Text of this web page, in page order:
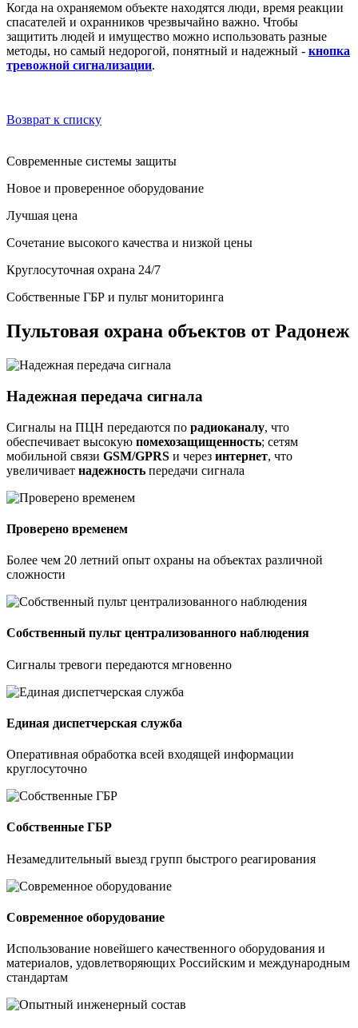
Когда на охраняемом объекте находятся люди, время реакции
спасателей и охранников чрезвычайно важно. Чтобы
защитить людей и имущество можно использовать разные
методы, но самый недорогой, понятный и надежный - кнопка
тревожной сигнализации.
Возврат к списку
Современные системы защиты
Новое и проверенное оборудование
Лучшая цена
Сочетание высокого качества и низкой цены
Круглосуточная охрана 24/7
Собственные ГБР и пульт мониторинга
Пультовая охрана объектов от Радонеж
Надежная передача сигнала
Сигналы на ПЦН передаются по радиоканалу, что
обеспечивает высокую помехозащищенность; сетям
мобильной связи GSM/GPRS и через интернет, что
увеличивает надежность передачи сигнала
Проверено временем
Более чем 20 летний опыт охраны на объектах различной
сложности
Собственный пульт централизованного наблюдения
Сигналы тревоги передаются мгновенно
Единая диспетчерская служба
Оперативная обработка всей входящей информации
круглосуточно
Собственные ГБР
Незамедлительный выезд групп быстрого реагирования
Современное оборудование
Использование новейшего качественного оборудования и
материалов, удовлетворяющих Российским и международным
стандартам